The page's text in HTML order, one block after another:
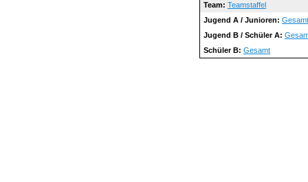
Team: Teamstaffel
Jugend A / Junioren: Gesamt
Jugend B / Schüler A:
Schüler B: Gesamt